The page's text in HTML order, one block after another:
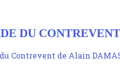
DU CONTREVENT